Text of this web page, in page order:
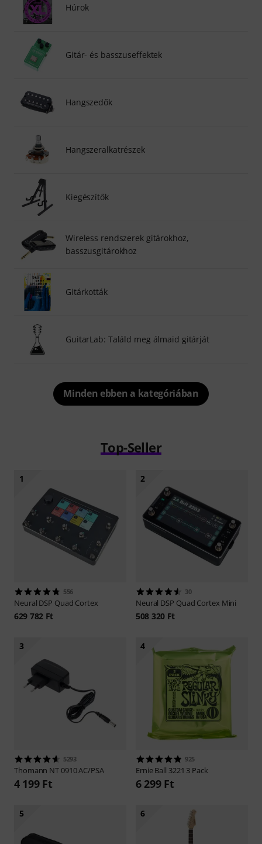
Húrok
Gitár- és basszuseffektek
Hangszedők
Hangszeralkatrészek
Kiegészítők
Wireless rendszerek gitárokhoz,
basszusgitárokhoz
Gitárkották
GuitarLab: Találd meg álmaid gitárját
Minden ebben a kategóriában
Top-Seller
1
556
Neural DSP Quad Cortex
629 782 Ft
2
30
Neural DSP Quad Cortex Mini
508 320 Ft
3
5293
Thomann NT 0910 AC/PSA
4 199 Ft
4
925
Ernie Ball 3221 3 Pack
6 299 Ft
5 6